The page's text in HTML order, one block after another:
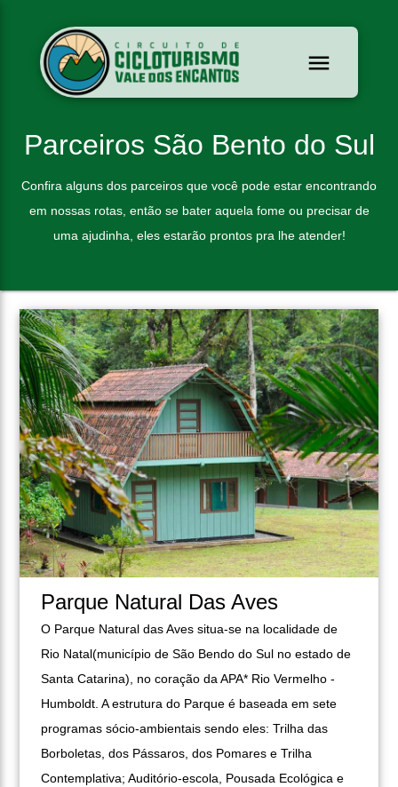
Parceiros São Bento do Sul
Confira alguns dos parceiros que você pode estar encontrando
em nossas rotas, então se bater aquela fome ou precisar de
uma ajudinha, eles estarão prontos pra lhe atender!
Parque Natural Das Aves
O Parque Natural das Aves situa-se na localidade de
Rio Natal(município de São Bendo do Sul no estado de
Santa Catarina), no coração da APA* Rio Vermelho -
Humboldt. A estrutura do Parque é baseada em sete
programas sócio-ambientais sendo eles: Trilha das
Borboletas, dos Pássaros, dos Pomares e Trilha
Contemplativa; Auditório-escola, Pousada Ecológica e